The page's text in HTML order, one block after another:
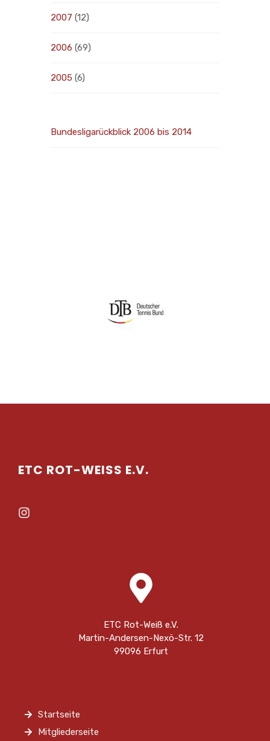
2007 (12)
2006 (69)
2005 (6)
Bundesligarückblick 2006 bis 2014
ETC ROT-WEISS E.V.
ETC Rot-Weiß e.V.
Martin-Andersen-Nexö-Str. 12
99096 Erfurt
Startseite
Mitgliederseite